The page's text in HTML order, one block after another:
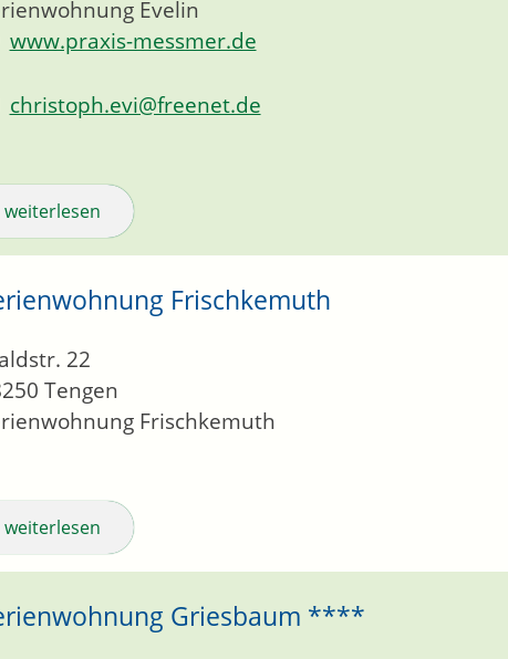
Evelin
www.praxis-messmer.de
christoph.evi@freenet.de
weiterlesen
Frischkemuth
Frischkemuth
22
Tengen
weiterlesen
Griesbaum ****